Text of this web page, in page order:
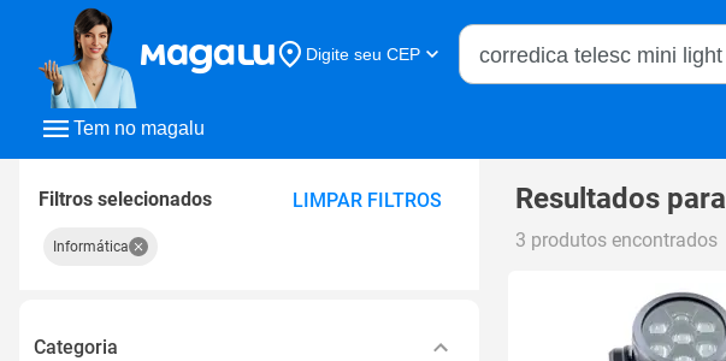
Tem no magalu
Digite seu CEP
Buscar no Magalu
Filtros selecionados LIMPAR FILTROS
Informática
Categoria
Resultados para
3 produtos encontrados